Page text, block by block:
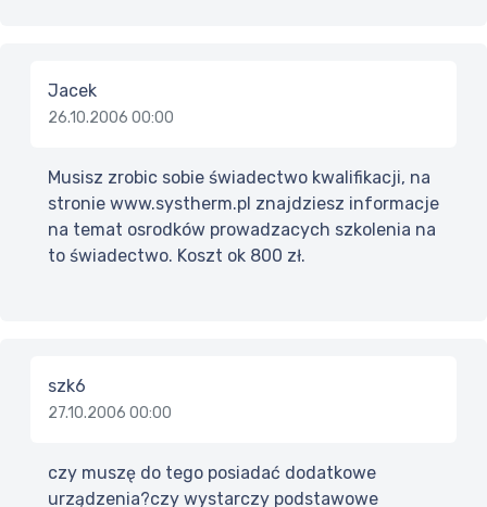
Jacek
26.10.2006 00:00
Musisz zrobic sobie świadectwo kwalifikacji, na
stronie www.systherm.pl znajdziesz informacje
na temat osrodków prowadzacych szkolenia na
to świadectwo. Koszt ok 800 zł.
szk6
27.10.2006 00:00
czy muszę do tego posiadać dodatkowe
urządzenia?czy wystarczy podstawowe